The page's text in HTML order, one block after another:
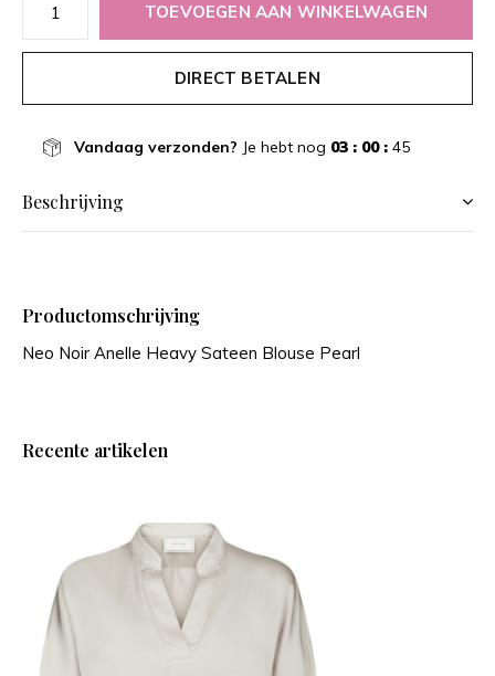
TOEVOEGEN AAN WINKELWAGEN
DIRECT BETALEN
Vandaag verzonden? Je hebt nog 03 : 00 : 45
Beschrijving
Productomschrijving
Neo Noir Anelle Heavy Sateen Blouse Pearl
Recente artikelen